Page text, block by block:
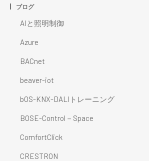
ブログ
AIと照明制御
Azure
BACnet
beaver-iot
bOS-KNX-DALIトレーニング
BOSE-Control－Space
ComfortClick
CRESTRON